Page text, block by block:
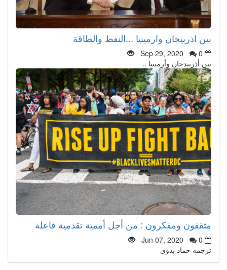
بين اذربيجان وارمينيا ...النفط والطاقة
Sep 29, 2020
0
بين أذربيدجان وأرمينيا ..
مثقفون ومفكرون : من أجل أممية تقدمية فاعلة
Jun 07, 2020
0
ترجمه حماد بدوي